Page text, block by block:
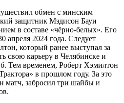
обмен с минским
защитник Мэдисон Бауи
в составе «чёрно-белых». Его
апреля 2024 года. Следует
который ранее выступал за
свою карьеру в Челябинске и
Тем временем, Роберт Хэмилтон
в прошлом году. За это
матч, забросил три шайбы и